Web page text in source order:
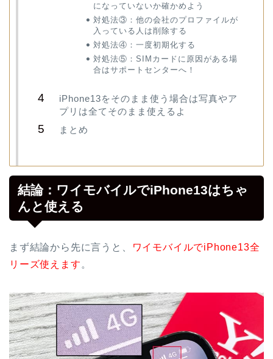
になっていないか確かめよう
対処法③：他の会社のプロファイルが
入っている人は削除する
対処法④：一度初期化する
対処法⑤：SIMカードに原因がある場
合はサポートセンターへ！
iPhone13をそのまま使う場合は写真やア
プリは全てそのまま使えるよ
まとめ
結論：ワイモバイルでiPhone13はちゃ
んと使える
まず結論から先に言うと、
ワイモバイルでiPhone13全
リーズ使えます 。